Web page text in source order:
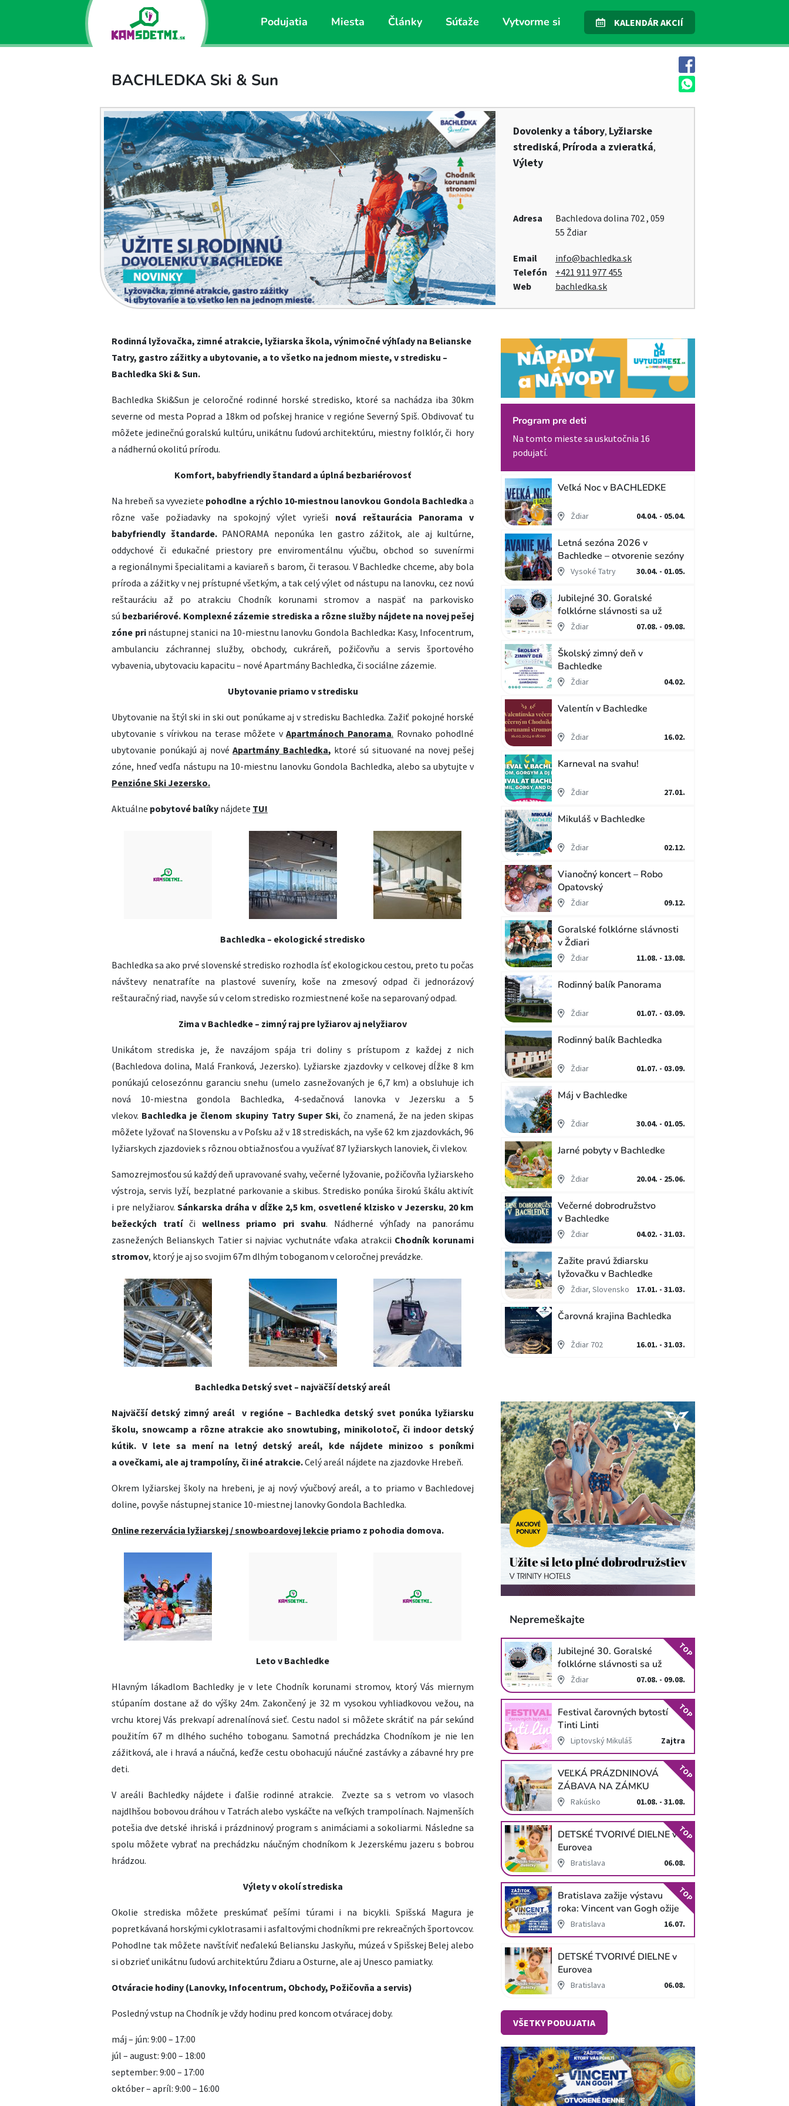
Podujatia Miesta Články Súťaže Vytvorme si KALENDÁR AKCIÍ
BACHLEDKA Ski & Sun
Dovolenky a tábory, Lyžiarske
strediská, Príroda a zvieratká,
Výlety
Adresa
Bachledova dolina 702 , 059
55 Ždiar
Email
info@bachledka.sk
Telefón
+421 911 977 455
Web
bachledka.sk
Rodinná lyžovačka, zimné atrakcie, lyžiarska škola, výnimočné výhľady na Belianske
Tatry, gastro zážitky a ubytovanie, a to všetko na jednom mieste, v stredisku –
Bachledka Ski & Sun.
Bachledka Ski&Sun je celoročné rodinné horské stredisko, ktoré sa nachádza iba 30km
severne od mesta Poprad a 18km od poľskej hranice v regióne Severný Spiš. Obdivovať tu
môžete jedinečnú goralskú kultúru, unikátnu ľudovú architektúru, miestny folklór, či hory
a nádhernú okolitú prírodu.
Komfort, babyfriendly štandard a úplná bezbariérovosť
Na hrebeň sa vyveziete pohodlne a rýchlo 10-miestnou lanovkou Gondola Bachledka a
rôzne vaše požiadavky na spokojný výlet vyrieši nová reštaurácia Panorama v
babyfriendly štandarde.PANORAMA neponúka len gastro zážitok, ale aj kultúrne,
oddychové či edukačné priestory pre enviromentálnu výučbu, obchod so suvenírmi
a regionálnymi špecialitami a kaviareň s barom, či terasou. V Bachledke chceme, aby bola
príroda a zážitky v nej prístupné všetkým, a tak celý výlet od nástupu na lanovku, cez novú
reštauráciu až po atrakciu Chodník korunami stromov a naspäť na parkovisko
sú bezbariérové. Komplexné zázemie strediska a rôzne služby nájdete na novej pešej
zóne pri nástupnej stanici na 10-miestnu lanovku Gondola Bachledka: Kasy, Infocentrum,
ambulanciu záchrannej služby, obchody, cukráreň, požičovňu a servis športového
vybavenia, ubytovaciu kapacitu – nové Apartmány Bachledka, či sociálne zázemie.
Ubytovanie priamo v stredisku
Ubytovanie na štýl ski in ski out ponúkame aj v stredisku Bachledka. Zažiť pokojné horské
ubytovanie s vírivkou na terase môžete vApartmánoch Panorama. Rovnako pohodlné
ubytovanie ponúkajú aj novéApartmány Bachledka, ktoré sú situované na novej pešej
zóne, hneď vedľa nástupu na 10-miestnu lanovku Gondola Bachledka, alebo sa ubytujte v
Penzióne Ski Jezersko.
Aktuálne pobytové balíky nájdete TU!
Bachledka – ekologické stredisko
Bachledka sa ako prvé slovenské stredisko rozhodla ísť ekologickou cestou, preto tu počas
návštevy nenatrafíte na plastové suveníry, koše na zmesový odpad či jednorázový
reštauračný riad, navyše sú v celom stredisko rozmiestnené koše na separovaný odpad.
Zima v Bachledke – zimný raj pre lyžiarov aj nelyžiarov
Unikátom strediska je, že navzájom spája tri doliny s prístupom z každej z nich
(Bachledova dolina, Malá Franková, Jezersko). Lyžiarske zjazdovky v celkovej dĺžke 8 km
ponúkajú celosezónnu garanciu snehu (umelo zasnežovaných je 6,7 km) a obsluhuje ich
nová 10-miestna gondola Bachledka, 4-sedačnová lanovka v Jezersku a 5
vlekov. Bachledka je členom skupiny Tatry Super Ski, čo znamená, že na jeden skipas
môžete lyžovať na Slovensku a v Poľsku až v 18 strediskách, na vyše 62 km zjazdovkách, 96
lyžiarskych zjazdoviek s rôznou obtiažnosťou a využívať 87 lyžiarskych lanoviek, či vlekov.
Samozrejmosťou sú každý deň upravované svahy, večerné lyžovanie, požičovňa lyžiarskeho
výstroja, servis lyží, bezplatné parkovanie a skibus. Stredisko ponúka širokú škálu aktivít
i pre nelyžiarov.Sánkarska dráha v dĺžke 2,5 km, osvetlené klzisko v Jezersku, 20 km
bežeckých tratíči wellness priamo pri svahu. Nádherné výhľady na panorámu
zasnežených Belianskych Tatier si najviac vychutnáte vďaka atrakcii Chodník korunami
stromov, ktorý je aj so svojim 67m dlhým toboganom v celoročnej prevádzke.
Bachledka Detský svet – najväčší detský areál
Najväčší detský zimný areál v regióne – Bachledka detský svet ponúka lyžiarsku
školu, snowcamp a rôzne atrakcie ako snowtubing, minikolotoč, či indoor detský
kútik. V lete sa mení na letný detský areál, kde nájdete minizoo s poníkmi
a ovečkami, ale aj trampolíny, či iné atrakcie.Celý areál nájdete na zjazdovke Hrebeň.
Okrem lyžiarskej školy na hrebeni, je aj nový výučbový areál, a to priamo v Bachledovej
doline, povyše nástupnej stanice 10-miestnej lanovky Gondola Bachledka.
Online rezervácia lyžiarskej / snowboardovej lekcie priamo z pohodia domova.
Leto v Bachledke
Hlavným lákadlom Bachledky je v lete Chodník korunami stromov, ktorý Vás miernym
stúpaním dostane až do výšky 24m. Zakončený je 32 m vysokou vyhliadkovou vežou, na
vrchu ktorej Vás prekvapí adrenalínová sieť. Cestu nadol si môžete skrátiť na pár sekúnd
použitím 67 m dlhého suchého toboganu. Samotná prechádzka Chodníkom je nie len
zážitková, ale i hravá a náučná, keďže cestu obohacujú náučné zastávky a zábavné hry pre
deti.
V areáli Bachledky nájdete i ďalšie rodinné atrakcie. Zvezte sa s vetrom vo vlasoch
najdlhšou bobovou dráhou v Tatrách alebo vyskáčte na veľkých trampolínach. Najmenších
potešia dve detské ihriská i prázdninový program s animáciami a sokoliarmi. Následne sa
spolu môžete vybrať na prechádzku náučným chodníkom k Jezerskému jazeru s bobrou
hrádzou.
Výlety v okolí strediska
Okolie strediska môžete preskúmať pešími túrami i na bicykli. Spišská Magura je
popretkávaná horskými cyklotrasami i asfaltovými chodníkmi pre rekreačných športovcov.
Pohodlne tak môžete navštíviť neďalekú Beliansku Jaskyňu, múzeá v Spišskej Belej alebo
si obzrieť unikátnu ľudovú architektúru Ždiaru a Osturne, ale aj Unesco pamiatky.
Otváracie hodiny (Lanovky, Infocentrum, Obchody, Požičovňa a servis)
Posledný vstup na Chodník je vždy hodinu pred koncom otváracej doby.
máj – jún: 9:00 – 17:00
júl – august: 9:00 – 18:00
september: 9:00 – 17:00
október – apríl: 9:00 – 16:00
Program pre deti
Na tomto mieste sa uskutočnia 16
podujatí.
Veľká Noc v BACHLEDKE
Ždiar 04.04. - 05.04.
Letná sezóna 2026 v
Bachledke – otvorenie sezóny
Vysoké Tatry 30.04. - 01.05.
Jubilejné 30. Goralské
folklórne slávnosti sa už
blížiaŽdiar 07.08. - 09.08.
Školský zimný deň v
Bachledke
Ždiar 04.02.
Valentín v Bachledke
Ždiar 16.02.
Karneval na svahu!
Ždiar 27.01.
Mikuláš v Bachledke
Ždiar 02.12.
Vianočný koncert – Robo
Opatovský
Ždiar 09.12.
Goralské folklórne slávnosti
v Ždiari
Ždiar 11.08. - 13.08.
Rodinný balík Panorama
Ždiar 01.07. - 03.09.
Rodinný balík Bachledka
Ždiar 01.07. - 03.09.
Máj v Bachledke
Ždiar 30.04. - 01.05.
Jarné pobyty v Bachledke
Ždiar 20.04. - 25.06.
Večerné dobrodružstvo
v Bachledke
Ždiar 04.02. - 31.03.
Zažite pravú ždiarsku
lyžovačku v Bachledke
Ždiar, Slovensko 17.01. - 31.03.
Čarovná krajina Bachledka
Ždiar 702 16.01. - 31.03.
Nepremeškajte
Jubilejné 30. Goralské
folklórne slávnosti sa už
blížiaŽdiar 07.08. - 09.08.
TOP
Festival čarovných bytostí
Tinti Linti
Liptovský Mikuláš Zajtra
TOP
VEĽKÁ PRÁZDNINOVÁ
ZÁBAVA NA ZÁMKU
SCHLOSS HOF
Rakúsko 01.08. - 31.08.
TOP
DETSKÉ TVORIVÉ DIELNE v
Eurovea
Bratislava 06.08.
TOP
Bratislava zažije výstavu
roka: Vincent van Gogh ožije
v unikátnej imerzívnej šou!
Bratislava 16.07.
TOP
DETSKÉ TVORIVÉ DIELNE v
Eurovea
Bratislava 06.08.
VŠETKY PODUJATIA